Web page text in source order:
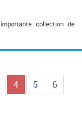
collection de
4 5
6